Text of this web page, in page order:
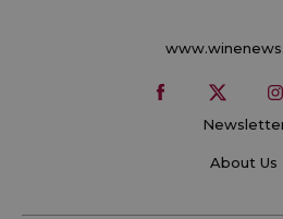
About Us